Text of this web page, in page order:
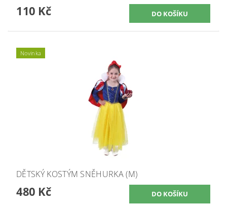
110 Kč
Novinka
DĚTSKÝ KOSTÝM SNĚHURKA (M)
480 Kč